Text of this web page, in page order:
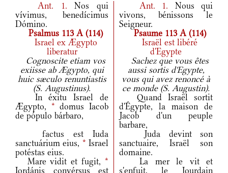
Ant. 1. Nos qui
vívimus, benedícimus
Dómino.
Ant. 1. Nous qui
vivons, bénissons le
Seigneur.
Psalmus 113 A (114)
Psaume 113 A (114)
Israel ex Ægypto
liberatur
Israël est libéré
d'Egypte
Cognoscite etiam vos
exiisse ab Ægypto, qui
huic sæculo renuntiastis
(S. Augustinus).
Sachez que vous êtes
aussi sortis d'Egypte,
vous qui avez renoncé à
ce monde (S. Augustin).
In éxitu Israel de
Ægypto, * domus Iacob
de pópulo bárbaro,
Quand Israël sortit
d'Égypte, la maison de
Jacob d'un peuple
barbare,
factus est Iuda
sanctuárium eius, * Israel
potéstas eius.
Juda devint son
sanctuaire, Israël son
domaine.
Mare vidit et fugit, *
Iordánis convérsus est
La mer le vit et
s'enfuit, le Jourdain